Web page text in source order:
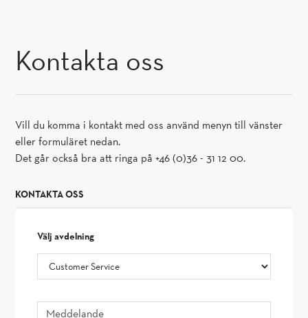
Kontakta oss
Vill du komma i kontakt med oss använd menyn till vänster
eller formuläret nedan.
Det går också bra att ringa på +46 (0)36 - 31 12 00.
KONTAKTA OSS
välj avdelning
Meddelande